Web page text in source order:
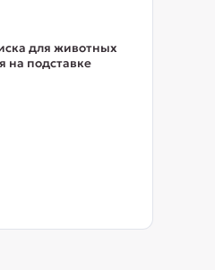
для животных
на подставке